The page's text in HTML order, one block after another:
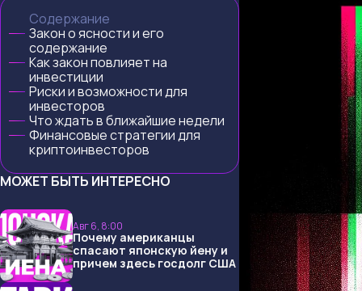
Содержание
Закон о ясности и его
содержание
Как закон повлияет на
инвестиции
Риски и возможности для
инвесторов
Что ждать в ближайшие недели
Финансовые стратегии для
криптоинвесторов
МОЖЕТ БЫТЬ ИНТЕРЕСНО
Авг 6, 8:00
Почему американцы
спасают японскую йену и
причем здесь госдолг США